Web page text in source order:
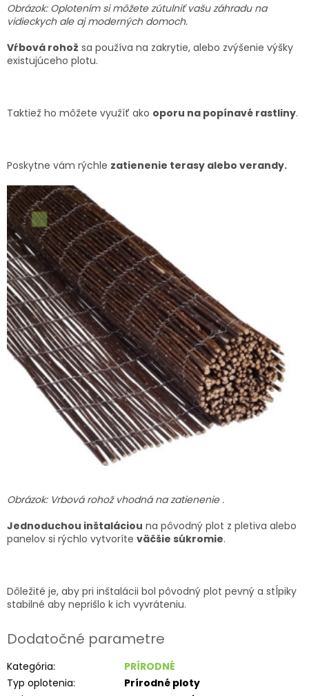
Obrázok: Oplotením si môžete zútulniť vašu záhradu na
vidieckych ale aj moderných domoch.
Vŕbová rohož sa používa na zakrytie, alebo zvýšenie výšky
existujúceho plotu.
Taktiež ho môžete využíť ako oporu na popínavé rastliny.
Poskytne vám rýchle zatienenie terasy alebo verandy.
Obrázok: Vrbová rohož vhodná na zatienenie .
Jednoduchou inštaláciou na pôvodný plot z pletiva alebo
panelov si rýchlo vytvoríte väčšie súkromie.
Dôležité je, aby pri inštalácii bol pôvodný plot pevný a stĺpiky
stabilné aby neprišlo k ich vyvráteniu.
Dodatočné parametre
Kategória:
PRÍRODNÉ
Typ oplotenia:
Prírodné ploty